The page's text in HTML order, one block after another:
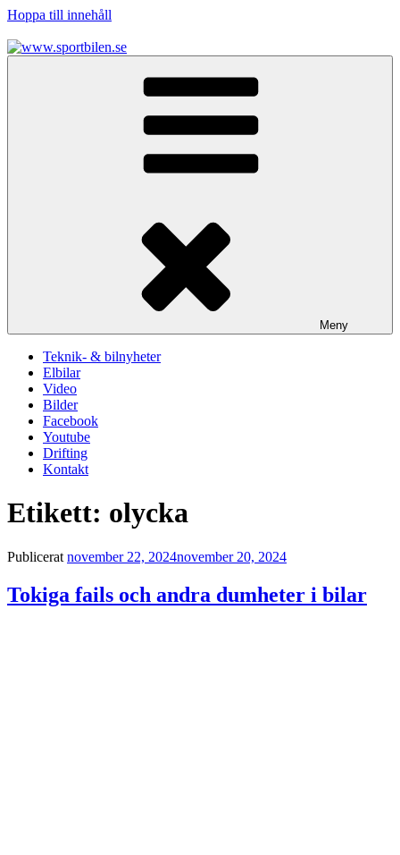
Hoppa till innehåll
Meny
Teknik- & bilnyheter
Elbilar
Video
Bilder
Facebook
Youtube
Drifting
Kontakt
Etikett: olycka
Publicerat november 22, 2024november 20, 2024
Tokiga fails och andra dumheter i bilar